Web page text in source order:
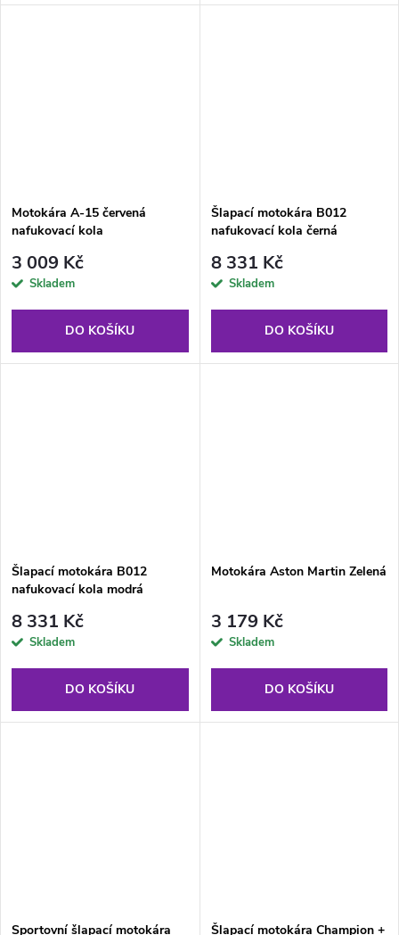
Motokára A-15 červená
nafukovací kola
3 009 Kč
Skladem
DO KOŠÍKU
Šlapací motokára B012
nafukovací kola černá
8 331 Kč
Skladem
DO KOŠÍKU
Šlapací motokára B012
nafukovací kola modrá
8 331 Kč
Skladem
DO KOŠÍKU
Motokára Aston Martin Zelená
3 179 Kč
Skladem
DO KOŠÍKU
Sportovní šlapací motokára Šlapací motokára Champion +